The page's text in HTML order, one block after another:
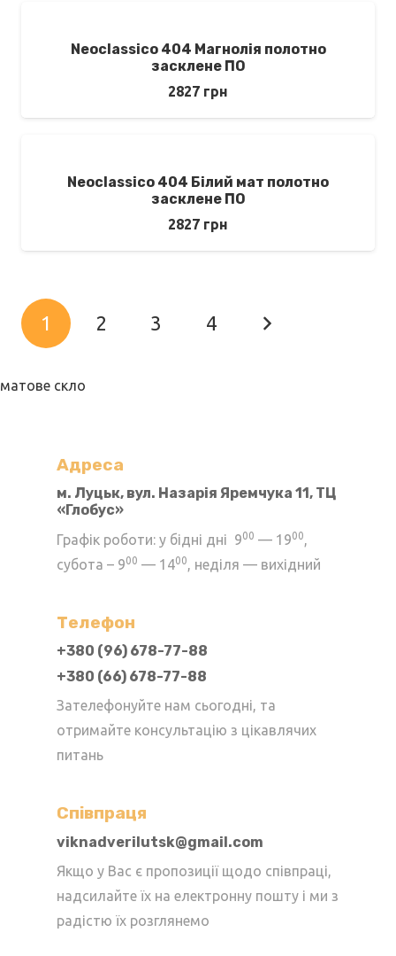
Neoclassico 404 Магнолія полотно
засклене ПО
2827 грн
Neoclassico 404 Білий мат полотно
засклене ПО
2827 грн
1 2 3 4
матове скло
Адреса
м. Луцьк, вул. Назарія Яремчука 11, ТЦ
«Глобус»
Графік роботи: у бідні дні 900 — 1900,
субота – 900 — 1400, неділя — вихідний
Телефон
+380 (96) 678-77-88
+380 (66) 678-77-88
Зателефонуйте нам сьогодні, та
отримайте консультацію з цікавлячих
питань
Cпівпраця
viknadverilutsk@gmail.com
Якщо у Вас є пропозиції щодо співпраці,
надсилайте їх на електронну пошту і ми з
радістю їх розглянемо